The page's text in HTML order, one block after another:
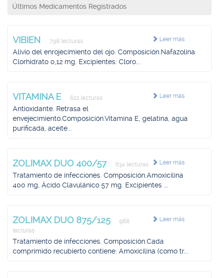
Últimos Medicamentos Registrados
Leer más
VIBIEN 798 lecturas
Alivio del enrojecimiento del ojo. Composición.Nafazolina
Clorhidrato 0,12 mg. Excipientes: Cloro...
Leer más
VITAMINA E 622 lecturas
Antioxidante. Retrasa el
envejecimiento.Composición.Vitamina E, gelatina, agua
purificada, aceite...
Leer más
ZOLIMAX DUO 400/57 634 lecturas
Tratamiento de infecciones. Composición.Amoxicilina
400 mg, Ácido Clavulánico 57 mg. Excipientes ...
Leer más
ZOLIMAX DUO 875/125
968
lecturas
Tratamiento de infecciones. Composición.Cada
comprimido recubierto contiene: Amoxicilina (como tr...